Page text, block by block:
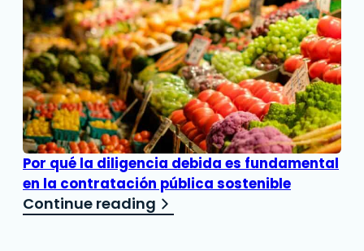
Por qué la diligencia debida es fundamental
en la contratación pública sostenible
Continue reading